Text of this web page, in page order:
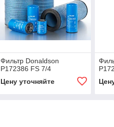
Фильтр Donaldson
P172386 FS 7/4
Цену уточняйте